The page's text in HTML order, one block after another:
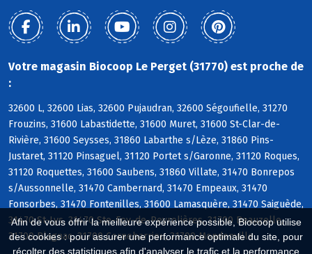
Afin de vous offrir la meilleure expérience possible, Biocoop utilise
des cookies : pour assurer une performance optimale du site, pour
récolter des statistiques afin d'analyser le trafic et la performance
Votre magasin Biocoop Le Perget (31770) est proche de
:
32600 L, 32600 Lias, 32600 Pujaudran, 32600 Ségoufielle, 31270
Frouzins, 31600 Labastidette, 31600 Muret, 31600 St-Clar-de-
Rivière, 31600 Seysses, 31860 Labarthe s/Lèze, 31860 Pins-
Justaret, 31120 Pinsaguel, 31120 Portet s/Garonne, 31120 Roques,
31120 Roquettes, 31600 Saubens, 31860 Villate, 31470 Bonrepos
s/Aussonnelle, 31470 Cambernard, 31470 Empeaux, 31470
Fonsorbes, 31470 Fontenilles, 31600 Lamasquère, 31470 Saiguède,
31470 St-Lys, 31470 Ste-Foy-de-Peyrolières, 31700 Beauzelle,
31700 Blagnac, 31700 Cornebarrieu, 31700 Mondonville